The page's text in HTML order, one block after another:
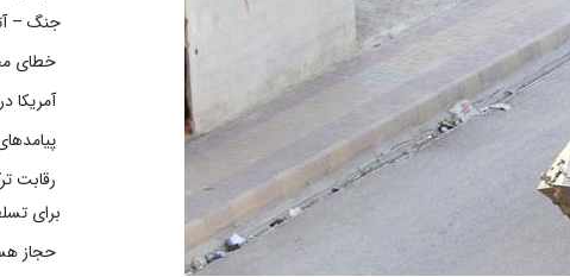
جنگ –
خطای
رقابت
برای
حجاز